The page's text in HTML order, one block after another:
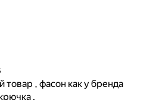
товар , фасон как у бренда
.